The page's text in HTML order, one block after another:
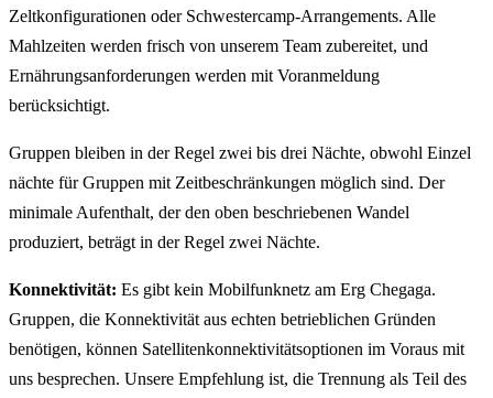
Zeltkonfigurationen oder Schwestercamp-Arrangements. Alle
Mahlzeiten werden frisch von unserem Team zubereitet, und
Ernährungsanforderungen werden mit Voranmeldung
berücksichtigt.
Gruppen bleiben in der Regel zwei bis drei Nächte, obwohl Einzel
nächte für Gruppen mit Zeitbeschränkungen möglich sind. Der
minimale Aufenthalt, der den oben beschriebenen Wandel
produziert, beträgt in der Regel zwei Nächte.
Konnektivität: Es gibt kein Mobilfunknetz am Erg Chegaga.
Gruppen, die Konnektivität aus echten betrieblichen Gründen
benötigen, können Satellitenkonnektivitätsoptionen im Voraus mit
uns besprechen. Unsere Empfehlung ist, die Trennung als Teil des